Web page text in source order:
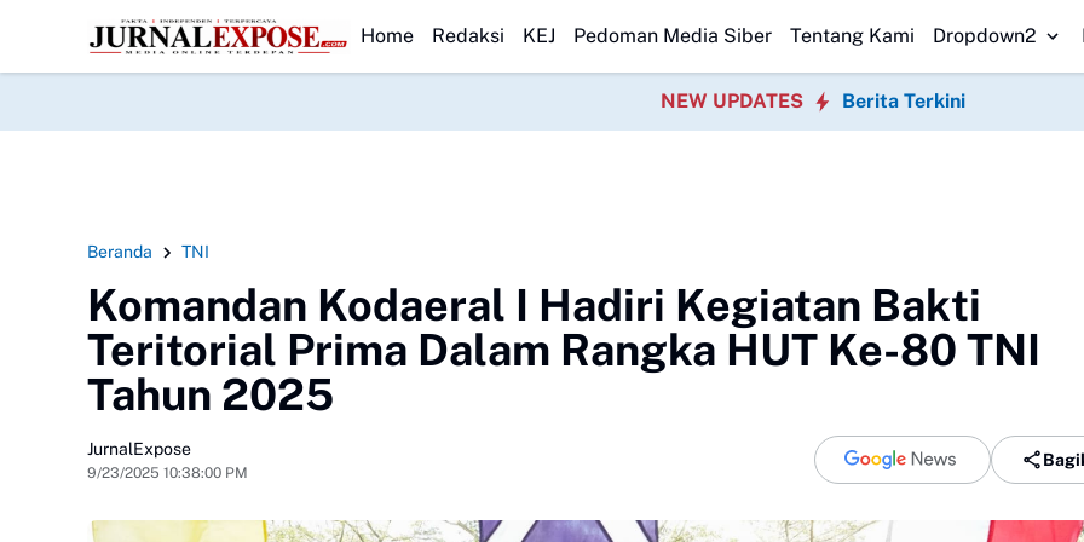
HEADLINE
Bogor Pastikan Stok Beras Premium dan Medium Aman, Masyarakat Diminta Tak PanikDanlanal Nias Kunjungi Polres Nias, Perkuat
Home Redaksi KEJ Pedoman Media Siber Tentang Kami Dropdown2
NEW UPDATES Berita Terkini
Beranda TNI
Komandan Kodaeral I Hadiri Kegiatan Bakti
Teritorial Prima Dalam Rangka HUT Ke-80 TNI
Tahun 2025
JurnalExpose
9/23/2025 10:38:00 PM